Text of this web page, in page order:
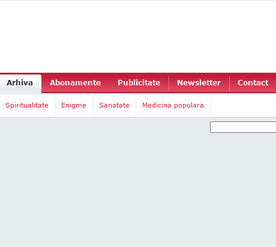
Arhiva Abonamente Publicitate Newsletter Contact
Spiritualitate Enigme Sanatate Medicina populara